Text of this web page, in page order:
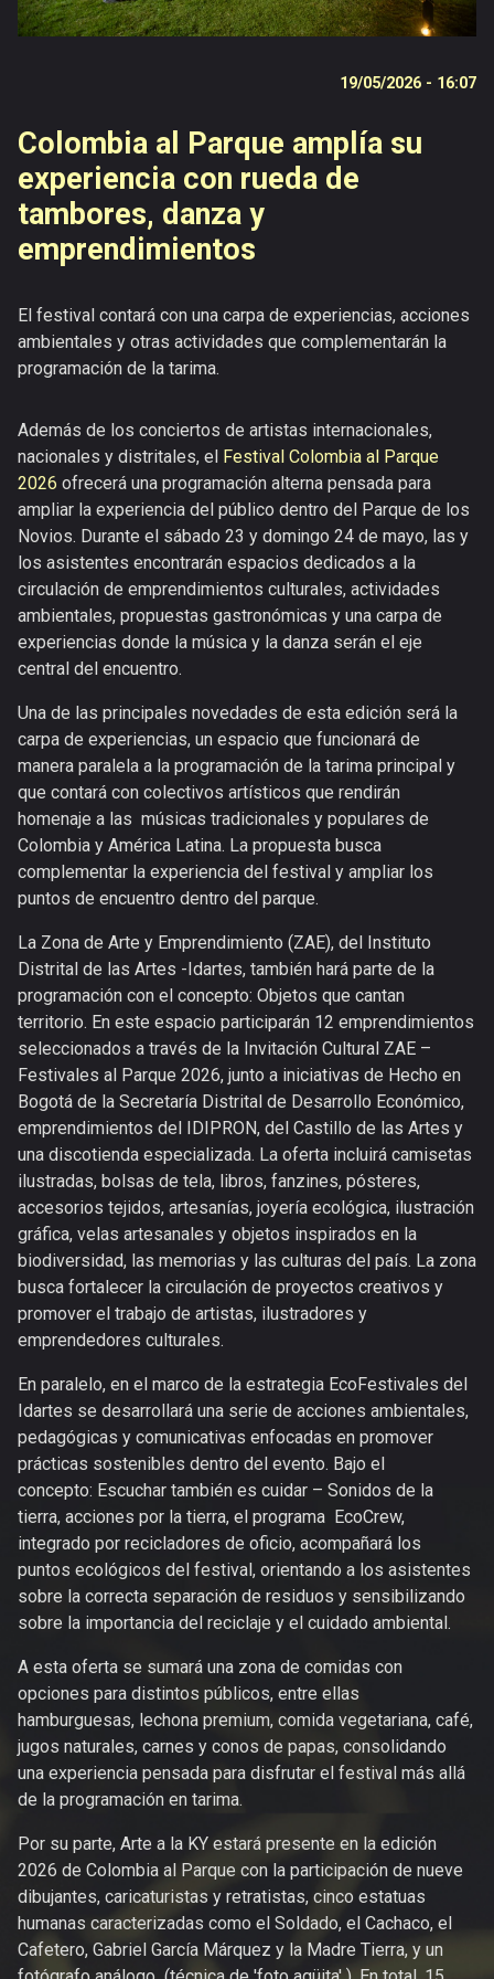
Programación
Emprendimiento
Recomendaciones
Noticias
Galerías
Versiones
anteriores
19/05/2026 - 16:07
Colombia al Parque amplía su
experiencia con rueda de
tambores, danza y
emprendimientos
El festival contará con una carpa de experiencias, acciones
ambientales y otras actividades que complementarán la
programación de la tarima.
Además de los conciertos de artistas internacionales,
nacionales y distritales, el
Festival Colombia al Parque
2026 ofrecerá una programación alterna pensada para
ampliar la experiencia del público dentro del Parque de los
Novios. Durante el sábado 23 y domingo 24 de mayo, las y
los asistentes encontrarán espacios dedicados a la
circulación de emprendimientos culturales, actividades
ambientales, propuestas gastronómicas y una carpa de
experiencias donde la música y la danza serán el eje
central del encuentro.
Una de las principales novedades de esta edición será la
carpa de experiencias, un espacio que funcionará de
manera paralela a la programación de la tarima principal y
que contará con colectivos artísticos que rendirán
homenaje a las músicas tradicionales y populares de
Colombia y América Latina. La propuesta busca
complementar la experiencia del festival y ampliar los
puntos de encuentro dentro del parque.
La Zona de Arte y Emprendimiento (ZAE), del Instituto
Distrital de las Artes -Idartes, también hará parte de la
programación con el concepto: Objetos que cantan
territorio. En este espacio participarán 12 emprendimientos
seleccionados a través de la Invitación Cultural ZAE –
Festivales al Parque 2026, junto a iniciativas de Hecho en
Bogotá de la Secretaría Distrital de Desarrollo Económico,
emprendimientos del IDIPRON, del Castillo de las Artes y
una discotienda especializada. La oferta incluirá camisetas
ilustradas, bolsas de tela, libros, fanzines, pósteres,
accesorios tejidos, artesanías, joyería ecológica, ilustración
gráfica, velas artesanales y objetos inspirados en la
biodiversidad, las memorias y las culturas del país. La zona
busca fortalecer la circulación de proyectos creativos y
promover el trabajo de artistas, ilustradores y
emprendedores culturales.
En paralelo, en el marco de la estrategia EcoFestivales del
Idartes se desarrollará una serie de acciones ambientales,
pedagógicas y comunicativas enfocadas en promover
prácticas sostenibles dentro del evento. Bajo el
concepto: Escuchar también es cuidar – Sonidos de la
tierra, acciones por la tierra, el programa EcoCrew,
integrado por recicladores de oficio, acompañará los
puntos ecológicos del festival, orientando a los asistentes
sobre la correcta separación de residuos y sensibilizando
sobre la importancia del reciclaje y el cuidado ambiental.
A esta oferta se sumará una zona de comidas con
opciones para distintos públicos, entre ellas
hamburguesas, lechona premium, comida vegetariana, café,
jugos naturales, carnes y conos de papas, consolidando
una experiencia pensada para disfrutar el festival más allá
de la programación en tarima.
Por su parte, Arte a la KY estará presente en la edición
2026 de Colombia al Parque con la participación de nueve
dibujantes, caricaturistas y retratistas, cinco estatuas
humanas caracterizadas como el Soldado, el Cachaco, el
Cafetero, Gabriel García Márquez y la Madre Tierra, y un